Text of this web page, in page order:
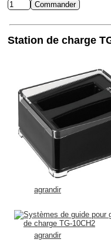
Station de charge
agrandir
agrandir